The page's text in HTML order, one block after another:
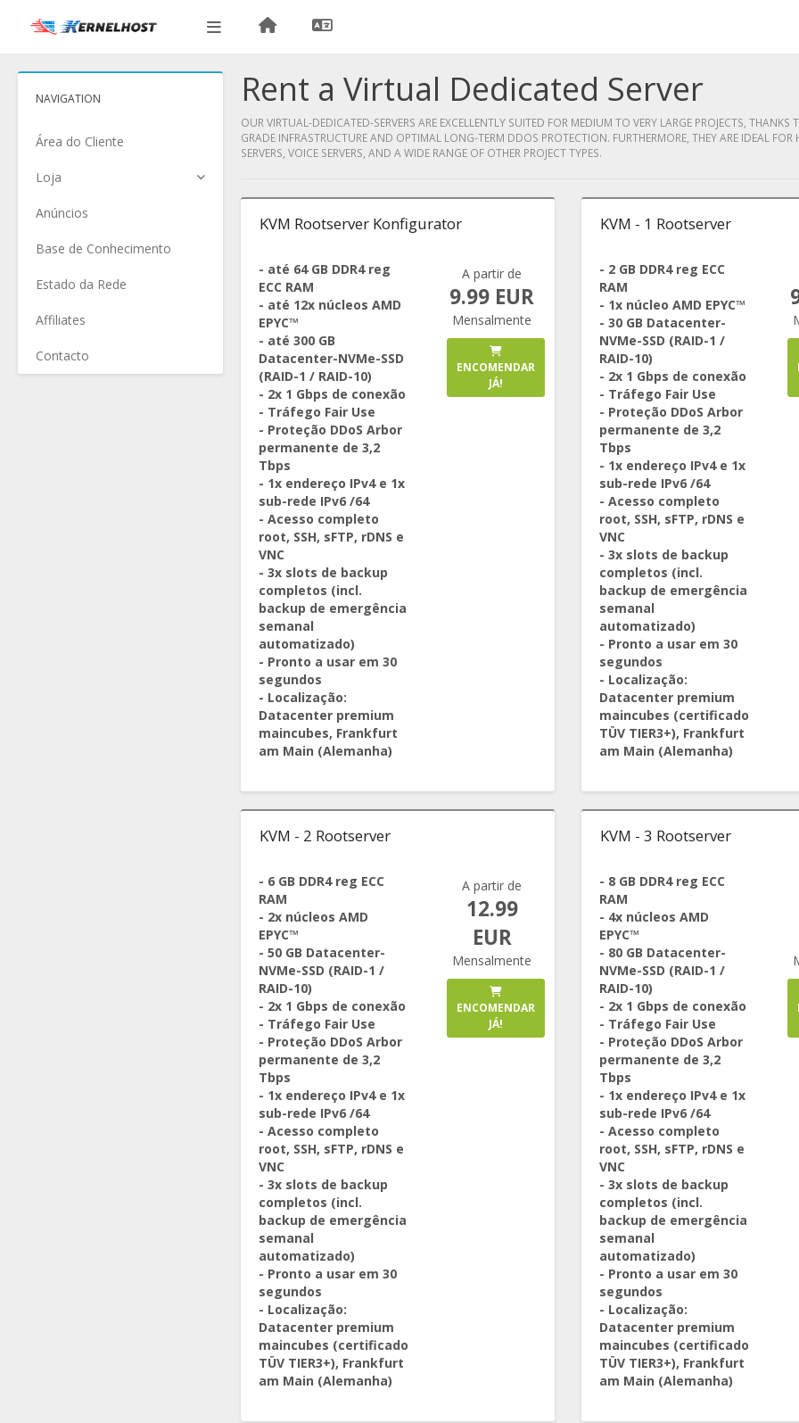
NAVIGATION
Área do Cliente
Loja
Anúncios
Base de Conhecimento
Estado da Rede
Affiliates
Contacto
Rent a Virtual Dedicated Server
OUR VIRTUAL-DEDICATED-SERVERS ARE EXCELLENTLY SUITED FOR MEDIUM TO VERY LARGE PROJECTS, THANKS
GRADE INFRASTRUCTURE AND OPTIMAL LONG-TERM DDOS PROTECTION. FURTHERMORE, THEY ARE IDEAL FOR
SERVERS, VOICE SERVERS, AND A WIDE RANGE OF OTHER PROJECT TYPES.
KVM Rootserver Konfigurator
- até 64 GB DDR4 reg
ECC RAM
- até 12x núcleos AMD
EPYC™
- até 300 GB
Datacenter-NVMe-SSD
(RAID-1 / RAID-10)
- 2x 1 Gbps de conexão
- Tráfego Fair Use
- Proteção DDoS Arbor
permanente de 3,2
Tbps
- 1x endereço IPv4 e 1x
sub-rede IPv6 /64
- Acesso completo
root, SSH, sFTP, rDNS e
VNC
- 3x slots de backup
completos (incl.
backup de emergência
semanal
automatizado)
- Pronto a usar em 30
segundos
- Localização:
Datacenter premium
maincubes, Frankfurt
am Main (Alemanha)
A partir de
9.99 EUR
Mensalmente
ENCOMENDAR
JÁ!
KVM - 1 Rootserver
- 2 GB DDR4 reg ECC
RAM
- 1x núcleo AMD EPYC™
- 30 GB Datacenter-
NVMe-SSD (RAID-1 /
RAID-10)
- 2x 1 Gbps de conexão
- Tráfego Fair Use
- Proteção DDoS Arbor
permanente de 3,2
Tbps
- 1x endereço IPv4 e 1x
sub-rede IPv6 /64
- Acesso completo
root, SSH, sFTP, rDNS e
VNC
- 3x slots de backup
completos (incl.
backup de emergência
semanal
automatizado)
- Pronto a usar em 30
segundos
- Localização:
Datacenter premium
maincubes (certificado
TÜV TIER3+), Frankfurt
am Main (Alemanha)
KVM - 2 Rootserver
- 6 GB DDR4 reg ECC
RAM
- 2x núcleos AMD
EPYC™
- 50 GB Datacenter-
NVMe-SSD (RAID-1 /
RAID-10)
- 2x 1 Gbps de conexão
- Tráfego Fair Use
- Proteção DDoS Arbor
permanente de 3,2
Tbps
- 1x endereço IPv4 e 1x
sub-rede IPv6 /64
- Acesso completo
root, SSH, sFTP, rDNS e
VNC
- 3x slots de backup
completos (incl.
backup de emergência
semanal
automatizado)
- Pronto a usar em 30
segundos
- Localização:
Datacenter premium
maincubes (certificado
TÜV TIER3+), Frankfurt
am Main (Alemanha)
A partir de
12.99
EUR
Mensalmente
ENCOMENDAR
JÁ!
KVM - 3 Rootserver
- 8 GB DDR4 reg ECC
RAM
- 4x núcleos AMD
EPYC™
- 80 GB Datacenter-
NVMe-SSD (RAID-1 /
RAID-10)
- 2x 1 Gbps de conexão
- Tráfego Fair Use
- Proteção DDoS Arbor
permanente de 3,2
Tbps
- 1x endereço IPv4 e 1x
sub-rede IPv6 /64
- Acesso completo
root, SSH, sFTP, rDNS e
VNC
- 3x slots de backup
completos (incl.
backup de emergência
semanal
automatizado)
- Pronto a usar em 30
segundos
- Localização:
Datacenter premium
maincubes (certificado
TÜV TIER3+), Frankfurt
am Main (Alemanha)